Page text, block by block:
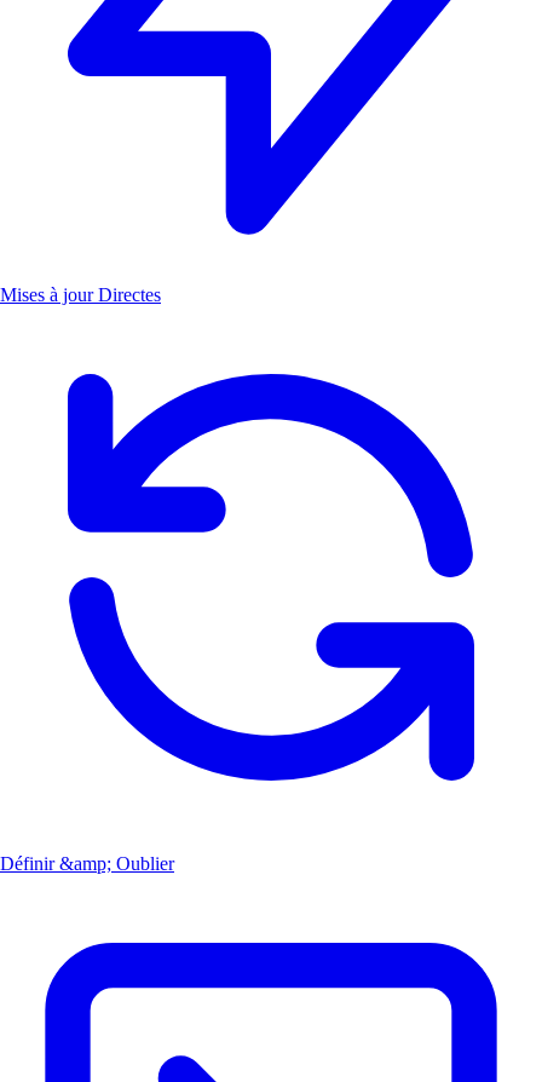
Mises à jour Directes
Définir &amp; Oublier